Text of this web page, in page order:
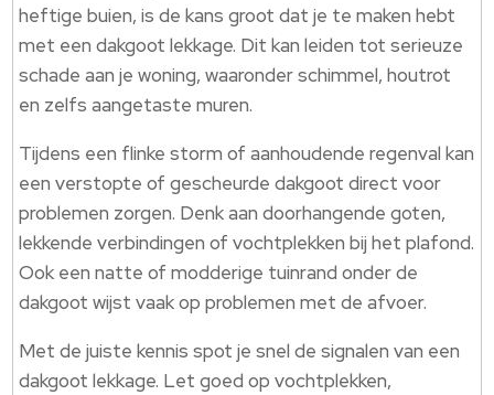
heftige buien, is de kans groot dat je te maken hebt
met een dakgoot lekkage. Dit kan leiden tot serieuze
schade aan je woning, waaronder schimmel, houtrot
en zelfs aangetaste muren.
Tijdens een flinke storm of aanhoudende regenval kan
een verstopte of gescheurde dakgoot direct voor
problemen zorgen. Denk aan doorhangende goten,
lekkende verbindingen of vochtplekken bij het plafond.
Ook een natte of modderige tuinrand onder de
dakgoot wijst vaak op problemen met de afvoer.
Met de juiste kennis spot je snel de signalen van een
dakgoot lekkage. Let goed op vochtplekken,